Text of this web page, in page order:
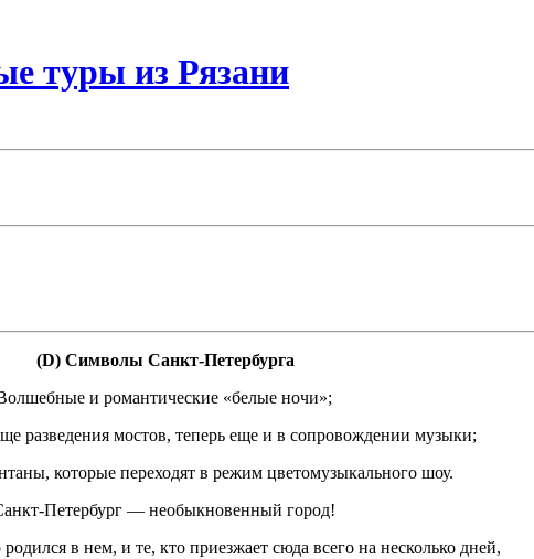
туры из Рязани
(D) Символы Санкт-Петербурга
и романтические «белые ночи»;
разведения мостов, теперь еще и в сопровождении музыки;
которые переходят в режим цветомузыкального шоу.
Петербург — необыкновенный город!
в нем, и те, кто приезжает сюда всего на несколько дней,